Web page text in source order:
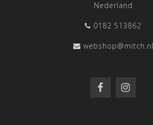
Nederland
0182 513862
webshop@mitch.nl